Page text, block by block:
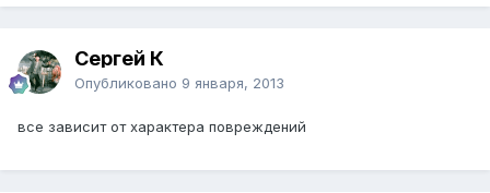
Сергей К
Опубликовано 9 января, 2013
все зависит от характера повреждений